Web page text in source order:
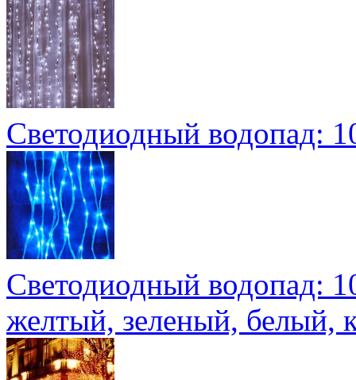
Светодиодный водопад:
Светодиодный водопад:
желтый, зеленый, белый,